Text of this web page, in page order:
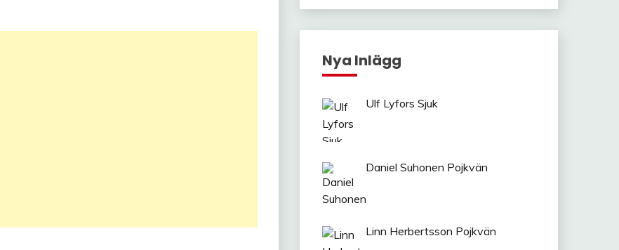
Nya Inlägg
Ulf Lyfors Sjuk
Daniel Suhonen Pojkvän
Linn Herbertsson Pojkvän